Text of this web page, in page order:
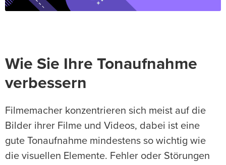
Wie Sie Ihre Tonaufnahme
verbessern
Filmemacher konzentrieren sich meist auf die
Bilder ihrer Filme und Videos, dabei ist eine
gute Tonaufnahme mindestens so wichtig wie
die visuellen Elemente. Fehler oder Störungen